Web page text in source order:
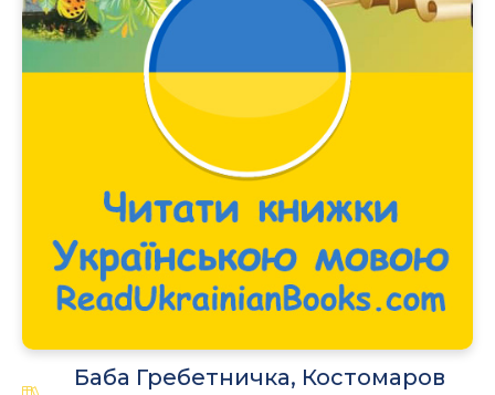
Баба Гребетничка, Костомаров